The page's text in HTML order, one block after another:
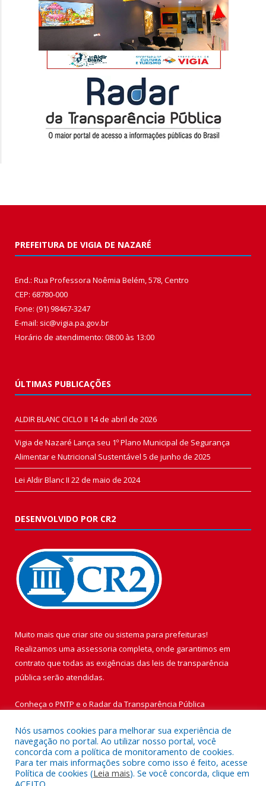
PREFEITURA DE VIGIA DE NAZARÉ
End.: Rua Professora Noêmia Belém, 578, Centro
CEP: 68780-000
Fone: (91) 98467-3247
E-mail: sic@vigia.pa.gov.br
Horário de atendimento: 08:00 às 13:00
ÚLTIMAS PUBLICAÇÕES
ALDIR BLANC CICLO II 14 de abril de 2026
Vigia de Nazaré Lança seu 1º Plano Municipal de Segurança
Alimentar e Nutricional Sustentável 5 de junho de 2025
Lei Aldir Blanc II 22 de maio de 2024
DESENVOLVIDO POR CR2
Muito mais que criar site ou sistema para prefeituras!
Realizamos uma assessoria completa, onde garantimos em
contrato que todas as exigências das leis de transparência
pública serão atendidas.
Conheça o PNTP e o Radar da Transparência Pública
Todos os direitos reservados a Prefeitura Municipal de Vigia de
Nazaré.
Nós usamos cookies para melhorar sua experiência de
navegação no portal. Ao utilizar nosso portal, você
concorda com a política de monitoramento de cookies.
Para ter mais informações sobre como isso é feito, acesse
Política de cookies (Leia mais). Se você concorda, clique em
ACEITO.